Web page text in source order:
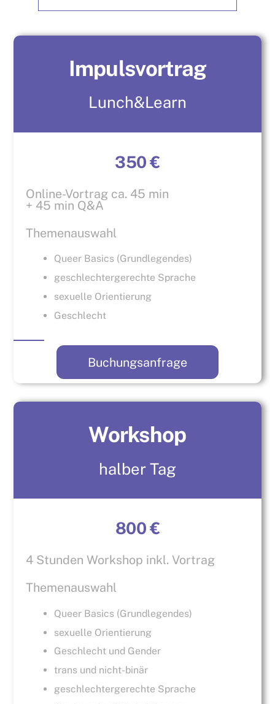
Impulsvortrag
Lunch&Learn
350 €
Online-Vortrag ca. 45 min
+ 45 min Q&A
Themenauswahl
Queer Basics (Grundlegendes)
geschlechtergerechte Sprache
sexuelle Orientierung
Geschlecht
Buchungsanfrage
Workshop
halber Tag
800 €
4 Stunden Workshop inkl. Vortrag
Themenauswahl
Queer Basics (Grundlegendes)
sexuelle Orientierung
Geschlecht und Gender
trans und nicht-binär
geschlechtergerechte Sprache